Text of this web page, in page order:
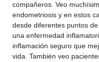
compañeros. Veo
endometriosis y en estos
desde diferentes puntos
una enfermedad
inflamación seguro que
vida. También veo